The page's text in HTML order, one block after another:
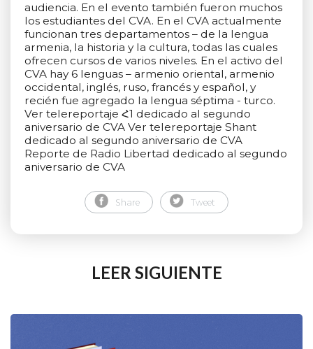
audiencia. En el evento también fueron muchos
los estudiantes del CVA. En el CVA actualmente
funcionan tres departamentos – de la lengua
armenia, la historia y la cultura, todas las cuales
ofrecen cursos de varios niveles. En el activo del
CVA hay 6 lenguas – armenio oriental, armenio
occidental, inglés, ruso, francés y español, y
recién fue agregado la lengua séptima - turco.
Ver telereportaje Հ1 dedicado al segundo
aniversario de CVA Ver telereportaje Shant
dedicado al segundo aniversario de CVA
Reporte de Radio Libertad dedicado al segundo
aniversario de CVA
Share Tweet
LEER SIGUIENTE